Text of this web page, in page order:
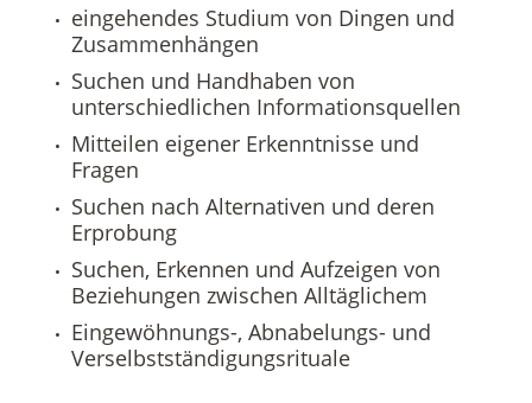
eingehendes Studium von Dingen und
Zusammenhängen
Suchen und Handhaben von
unterschiedlichen Informationsquellen
Mitteilen eigener Erkenntnisse und
Fragen
Suchen nach Alternativen und deren
Erprobung
Suchen, Erkennen und Aufzeigen von
Beziehungen zwischen Alltäglichem
Eingewöhnungs-, Abnabelungs- und
Verselbstständigungsrituale
Vermietung
Datenschutz in der Beratungsstelle